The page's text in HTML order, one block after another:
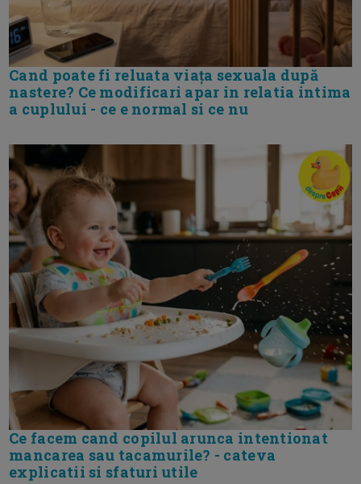
Cand poate fi reluata viața sexuala după
nastere? Ce modificari apar in relatia intima
a cuplului - ce e normal si ce nu
Ce facem cand copilul arunca intentionat
mancarea sau tacamurile? - cateva
explicatii si sfaturi utile